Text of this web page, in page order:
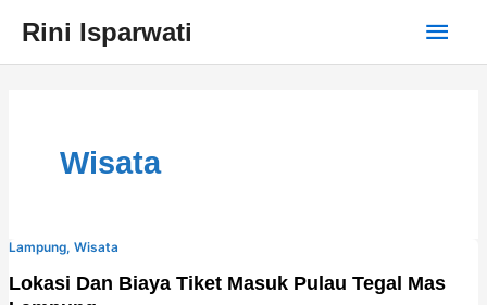
content
Rini Isparwati
Main
Wisata
Lampung,Wisata
Lokasi Dan Biaya Tiket Masuk Pulau Tegal Mas